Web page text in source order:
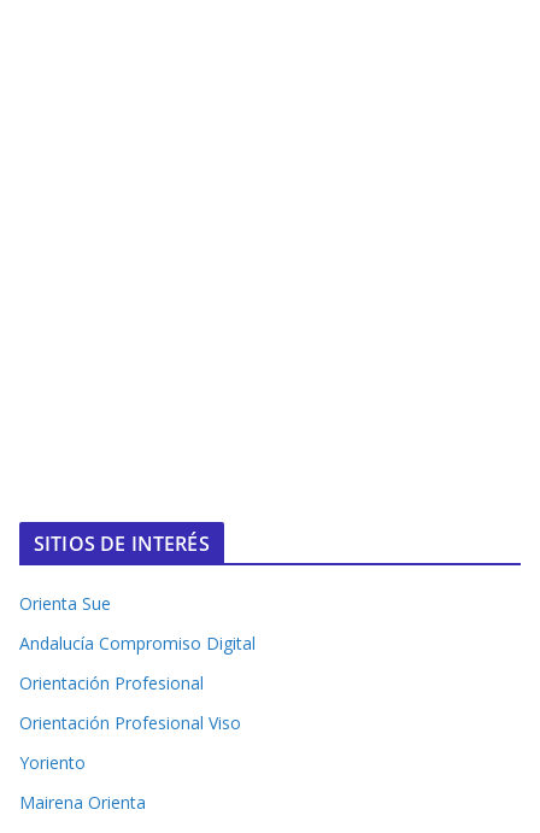
SITIOS DE INTERÉS
Orienta Sue
Andalucía Compromiso Digital
Orientación Profesional
Orientación Profesional Viso
Yoriento
Mairena Orienta